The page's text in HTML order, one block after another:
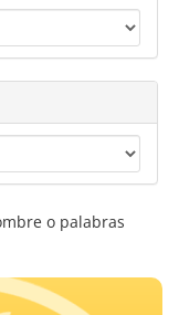
o palabras